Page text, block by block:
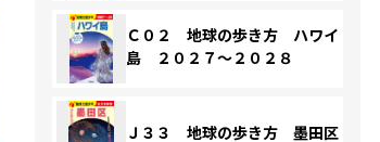
Ｃ０２ 地球の歩き方 ハワイ
島 ２０２７～２０２８
Ｊ３３ 地球の歩き方 墨田区